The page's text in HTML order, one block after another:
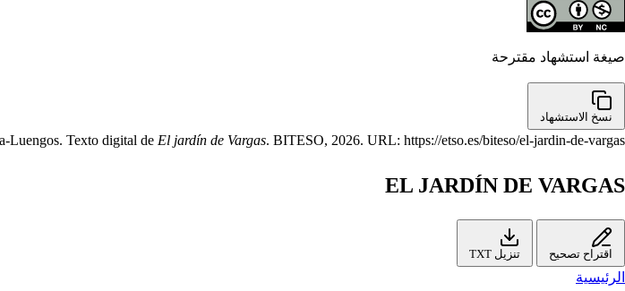
صيغة استشهاد مقترحة
نسخ الاستشهاد
Luengos. Texto digital de El jardín de Vargas. BITESO, 2026. URL: https://etso.es/biteso/el-jardin-de-vargas.
EL JARDÍN DE VARGAS
اقتراح تصحيح تنزيل TXT
الرئيسية